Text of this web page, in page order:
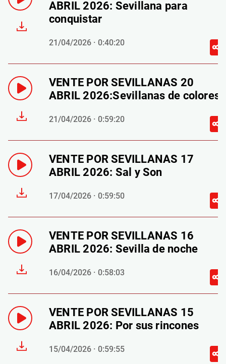
ABRIL 2026: Sevillana para
conquistar
21/04/2026 · 0:40:20
VENTE POR SEVILLANAS 20
ABRIL 2026:Sevillanas de colores
21/04/2026 · 0:59:20
VENTE POR SEVILLANAS 17
ABRIL 2026: Sal y Son
17/04/2026 · 0:59:50
VENTE POR SEVILLANAS 16
ABRIL 2026: Sevilla de noche
16/04/2026 · 0:58:03
VENTE POR SEVILLANAS 15
ABRIL 2026: Por sus rincones
15/04/2026 · 0:59:55